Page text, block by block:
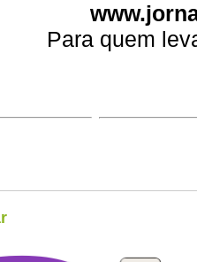
Para quem